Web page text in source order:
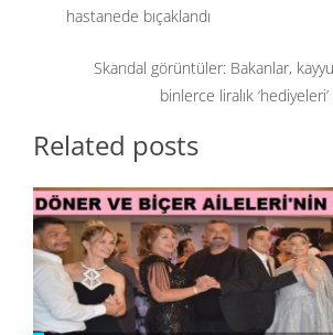
hastanede bıçaklandı
Skandal görüntüler: Bakanlar,
binlerce liralık
Related posts